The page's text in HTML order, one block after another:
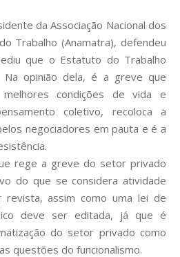
da Associação Nacional dos
Trabalho (Anamatra), defendeu
que o Estatuto do Trabalho
opinião dela, é a greve que
condições de vida e
coletivo, recoloca a
negociadores em pauta e é a
rege a greve do setor privado
do que se considera atividade
revista, assim como uma lei de
deve ser editada, já que é
do setor privado como
questões do funcionalismo.